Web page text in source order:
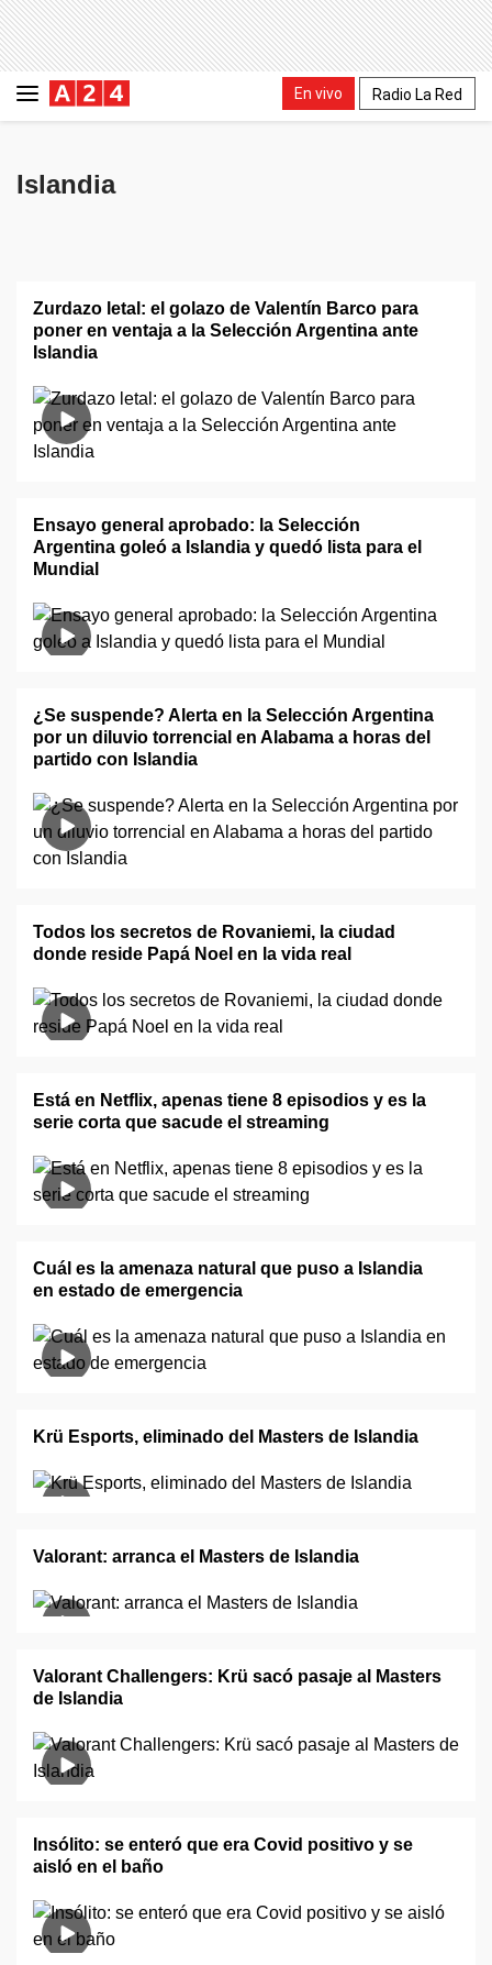
En vivo Radio La Red
Islandia
Zurdazo letal: el golazo de Valentín Barco para
poner en ventaja a la Selección Argentina ante
Islandia
Ensayo general aprobado: la Selección
Argentina goleó a Islandia y quedó lista para el
Mundial
¿Se suspende? Alerta en la Selección Argentina
por un diluvio torrencial en Alabama a horas del
partido con Islandia
Todos los secretos de Rovaniemi, la ciudad
donde reside Papá Noel en la vida real
Está en Netflix, apenas tiene 8 episodios y es la
serie corta que sacude el streaming
Cuál es la amenaza natural que puso a Islandia
en estado de emergencia
Krü Esports, eliminado del Masters de Islandia
Valorant: arranca el Masters de Islandia
Valorant Challengers: Krü sacó pasaje al Masters
de Islandia
Insólito: se enteró que era Covid positivo y se
aisló en el baño